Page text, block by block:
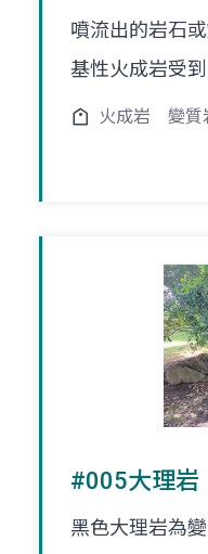
噴流出的岩石
基性火成岩受
火成岩 變質
#005大理岩
黑色大理岩為